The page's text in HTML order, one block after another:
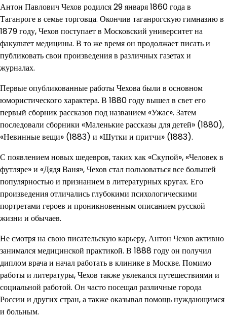
Антон Павлович Чехов родился 29 января 1860 года в
Таганроге в семье торговца. Окончив таганрогскую гимназию в
1879 году, Чехов поступает в Московский университет на
факультет медицины. В то же время он продолжает писать и
публиковать свои произведения в различных газетах и
журналах.
Первые опубликованные работы Чехова были в основном
юмористического характера. В 1880 году вышел в свет его
первый сборник рассказов под названием «Ужас». Затем
последовали сборники «Маленькие рассказы для детей» (1880),
«Невинные вещи» (1883) и «Шутки и притчи» (1883).
С появлением новых шедевров, таких как «Скупой», «Человек в
футляре» и «Дядя Ваня», Чехов стал пользоваться все большей
популярностью и признанием в литературных кругах. Его
произведения отличались глубокими психологическими
портретами героев и проникновенным описанием русской
жизни и обычаев.
Не смотря на свою писательскую карьеру, Антон Чехов активно
занимался медицинской практикой. В 1888 году он получил
диплом врача и начал работать в клинике в Москве. Помимо
работы и литературы, Чехов также увлекался путешествиями и
социальной работой. Он часто посещал различные города
России и других стран, а также оказывал помощь нуждающимся
и больным.